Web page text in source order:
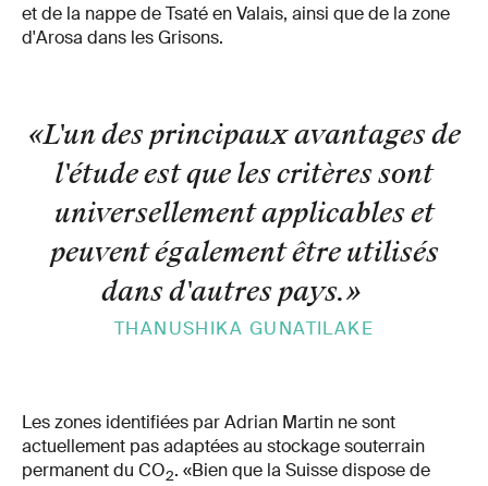
et de la nappe de Tsaté en Valais, ainsi que de la zone
d'Arosa dans les Grisons.
«L'un des principaux avantages de
l'étude est que les critères sont
universellement applicables et
peuvent également être utilisés
dans d'autres pays.»
THANUSHIKA GUNATILAKE
Les zones identifiées par Adrian Martin ne sont
actuellement pas adaptées au stockage souterrain
permanent du CO2. «Bien que la Suisse dispose de